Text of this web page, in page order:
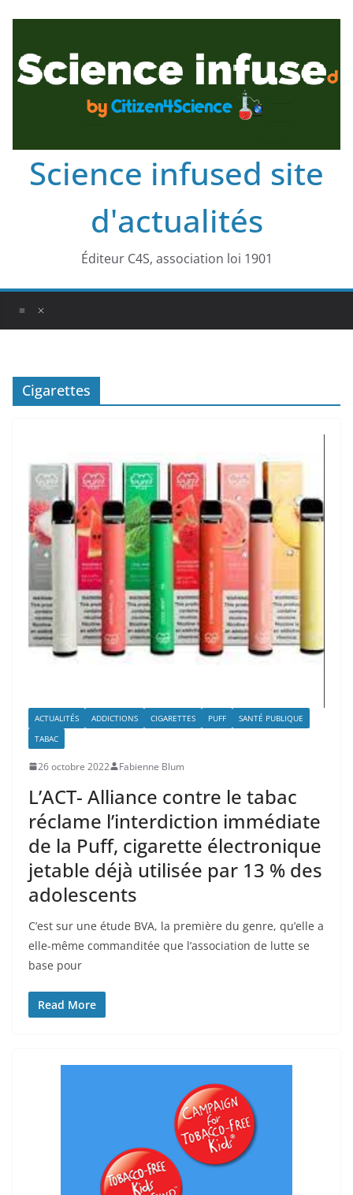
Science infused site
d'actualités
Éditeur C4S, association loi 1901
Cigarettes
ACTUALITÉS ADDICTIONS CIGARETTES PUFF
SANTÉ PUBLIQUE
TABAC
26 octobre 2022 Fabienne Blum
L’ACT- Alliance contre le tabac
réclame l’interdiction immédiate
de la Puff, cigarette électronique
jetable déjà utilisée par 13 % des
adolescents
C’est sur une étude BVA, la première du genre, qu’elle a
elle-même commanditée que l’association de lutte se
base pour
Read More